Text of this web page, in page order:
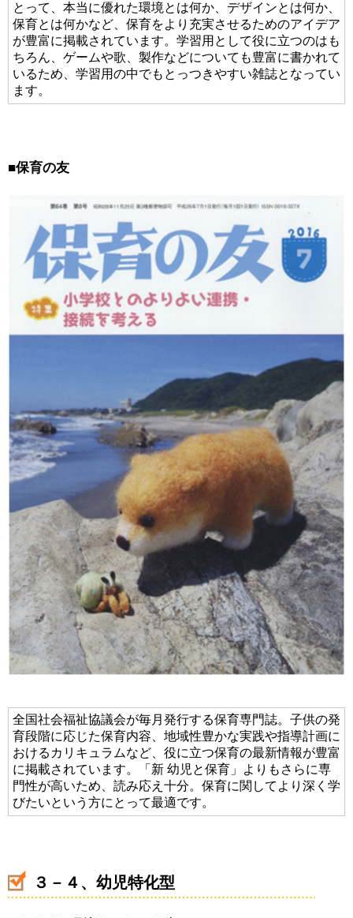
とって、本当に優れた環境とは何か、デザインとは何か、
保育とは何かなど、保育をより充実させるためのアイデア
が豊富に掲載されています。学習用として役に立つのはも
ちろん、ゲームや歌、製作などについても豊富に書かれて
いるため、学習用の中でもとっつきやすい雑誌となってい
ます。
■保育の友
全国社会福祉協議会が毎月発行する保育専門誌。子供の発
育段階に応じた保育内容、地域性豊かな実践や指導計画に
おけるカリキュラムなど、役に立つ保育の最新情報が豊富
に掲載されています。「新 幼児と保育」よりもさらに専
門性が高いため、読み応え十分。保育に関してより深く学
びたいという方にとって最適です。
３－４、幼児特化型